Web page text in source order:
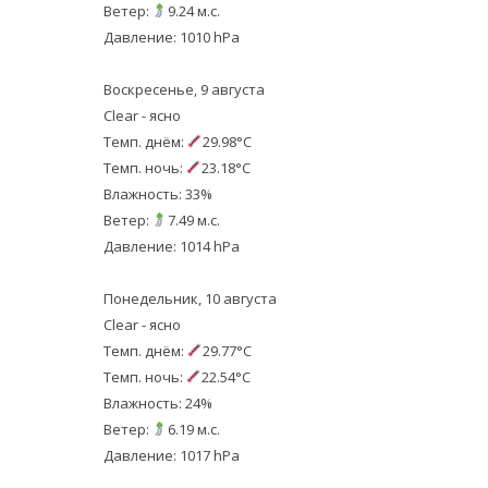
Ветер:
9.24 м.с.
Давление: 1010 hPa
Воскресенье, 9 августа
Clear - ясно
Темп. днём:
29.98°C
Темп. ночь:
23.18°C
Влажность: 33%
Ветер:
7.49 м.с.
Давление: 1014 hPa
Понедельник, 10 августа
Clear - ясно
Темп. днём:
29.77°C
Темп. ночь:
22.54°C
Влажность: 24%
Ветер:
6.19 м.с.
Давление: 1017 hPa